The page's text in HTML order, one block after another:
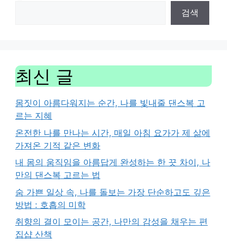
검색
최신 글
몸짓이 아름다워지는 순간, 나를 빛내줄 댄스복 고
르는 지혜
온전한 나를 만나는 시간, 매일 아침 요가가 제 삶에
가져온 기적 같은 변화
내 몸의 움직임을 아름답게 완성하는 한 끗 차이, 나
만의 댄스복 고르는 법
숨 가쁜 일상 속, 나를 돌보는 가장 단순하고도 깊은
방법 : 호흡의 미학
취향의 결이 모이는 공간, 나만의 감성을 채우는 편
집샵 산책